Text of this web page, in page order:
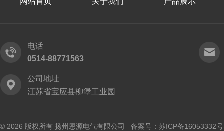
电话
0514-88771563
公司地址
江苏省宝应县柳堡工业园
© 2026 版权所有 扬州恩源电气有限公司 备案号： 苏ICP备16053332